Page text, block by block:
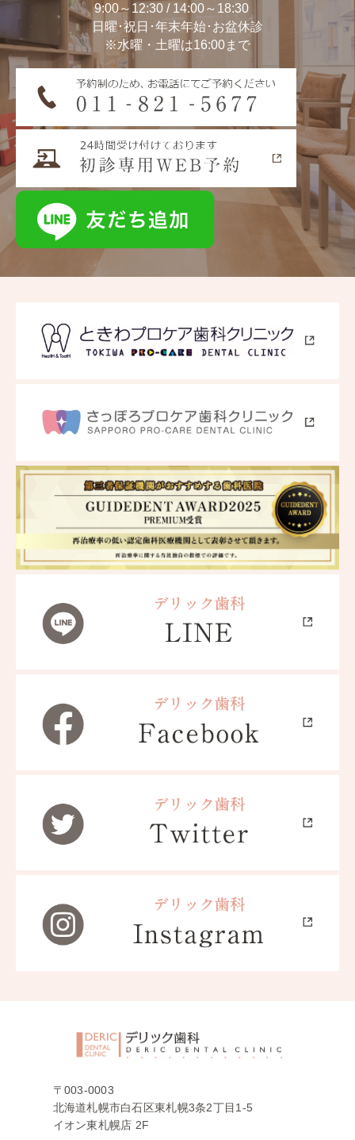
9:00～12:30 / 14:00～18:30
日曜･祝日･年末年始･お盆休診
※水曜・土曜は16:00まで
〒003-0003
北海道札幌市白石区東札幌3条2丁目1-5
イオン東札幌店 2F